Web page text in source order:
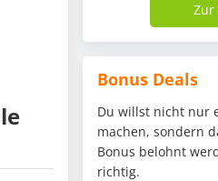
Zur
Bonus Deals
Du willst nicht nur
machen, sondern
Bonus belohnt
richtig.